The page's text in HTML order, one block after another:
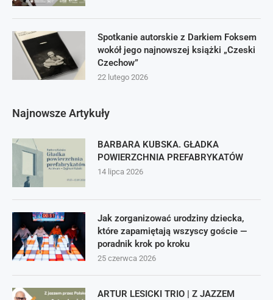
Spotkanie autorskie z Darkiem Foksem
wokół jego najnowszej książki „Czeski
Czechow”
22 lutego 2026
Najnowsze Artykuły
BARBARA KUBSKA. GŁADKA
POWIERZCHNIA PREFABRYKATÓW
14 lipca 2026
Jak zorganizować urodziny dziecka,
które zapamiętają wszyscy goście —
poradnik krok po kroku
25 czerwca 2026
ARTUR LESICKI TRIO | Z JAZZEM